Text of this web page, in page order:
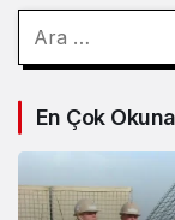
En Çok